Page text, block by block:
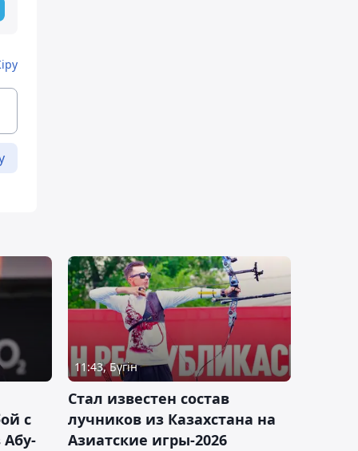
с
Абу-
11:43, Бүгін
Стал известен состав
лучников из Казахстана на
Азиатские игры-2026